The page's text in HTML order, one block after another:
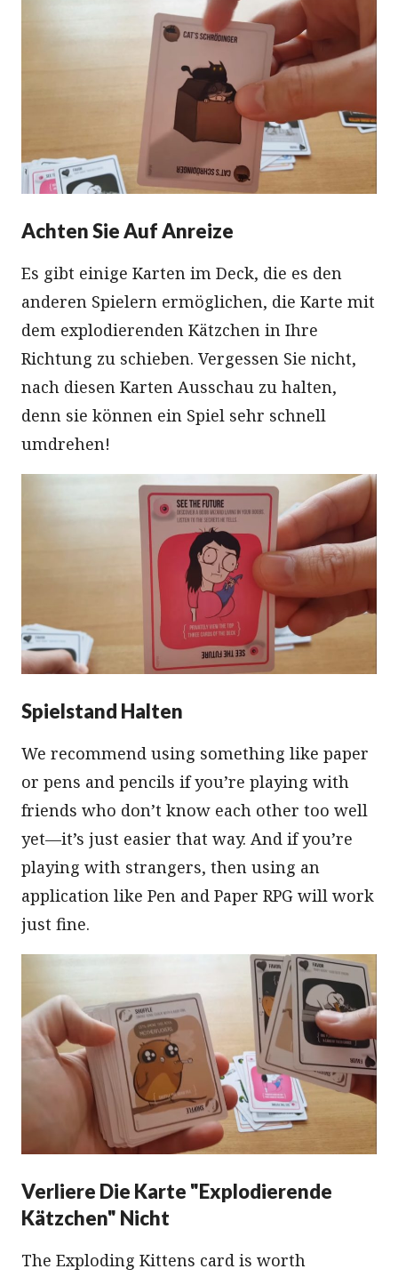
Achten Sie Auf Anreize
Es gibt einige Karten im Deck, die es den
anderen Spielern ermöglichen, die Karte mit
dem explodierenden Kätzchen in Ihre
Richtung zu schieben. Vergessen Sie nicht,
nach diesen Karten Ausschau zu halten,
denn sie können ein Spiel sehr schnell
umdrehen!
Spielstand Halten
We recommend using something like paper
or pens and pencils if you’re playing with
friends who don’t know each other too well
yet—it’s just easier that way. And if you’re
playing with strangers, then using an
application like Pen and Paper RPG will work
just fine.
Verliere Die Karte "Explodierende
Kätzchen" Nicht
The Exploding Kittens card is worth